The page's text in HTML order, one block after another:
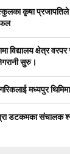
कृषा प्रजापतिले
विद्यालय क्षेत्र
सुरु।
मध्यपुर
डटकमका संचालक